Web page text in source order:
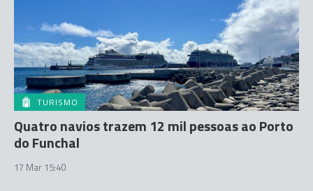
TURISMO
Quatro navios trazem 12 mil pessoas ao Porto
do Funchal
17 Mar 15:40